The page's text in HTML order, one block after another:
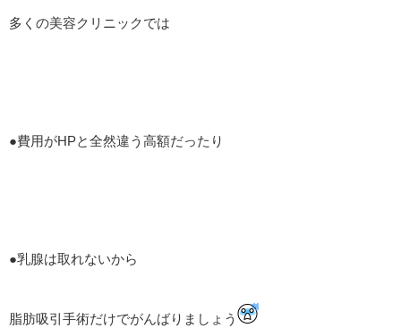
多くの美容クリニックでは
●費用がHPと全然違う高額だったり
●乳腺は取れないから
脂肪吸引手術だけでがんばりましょう